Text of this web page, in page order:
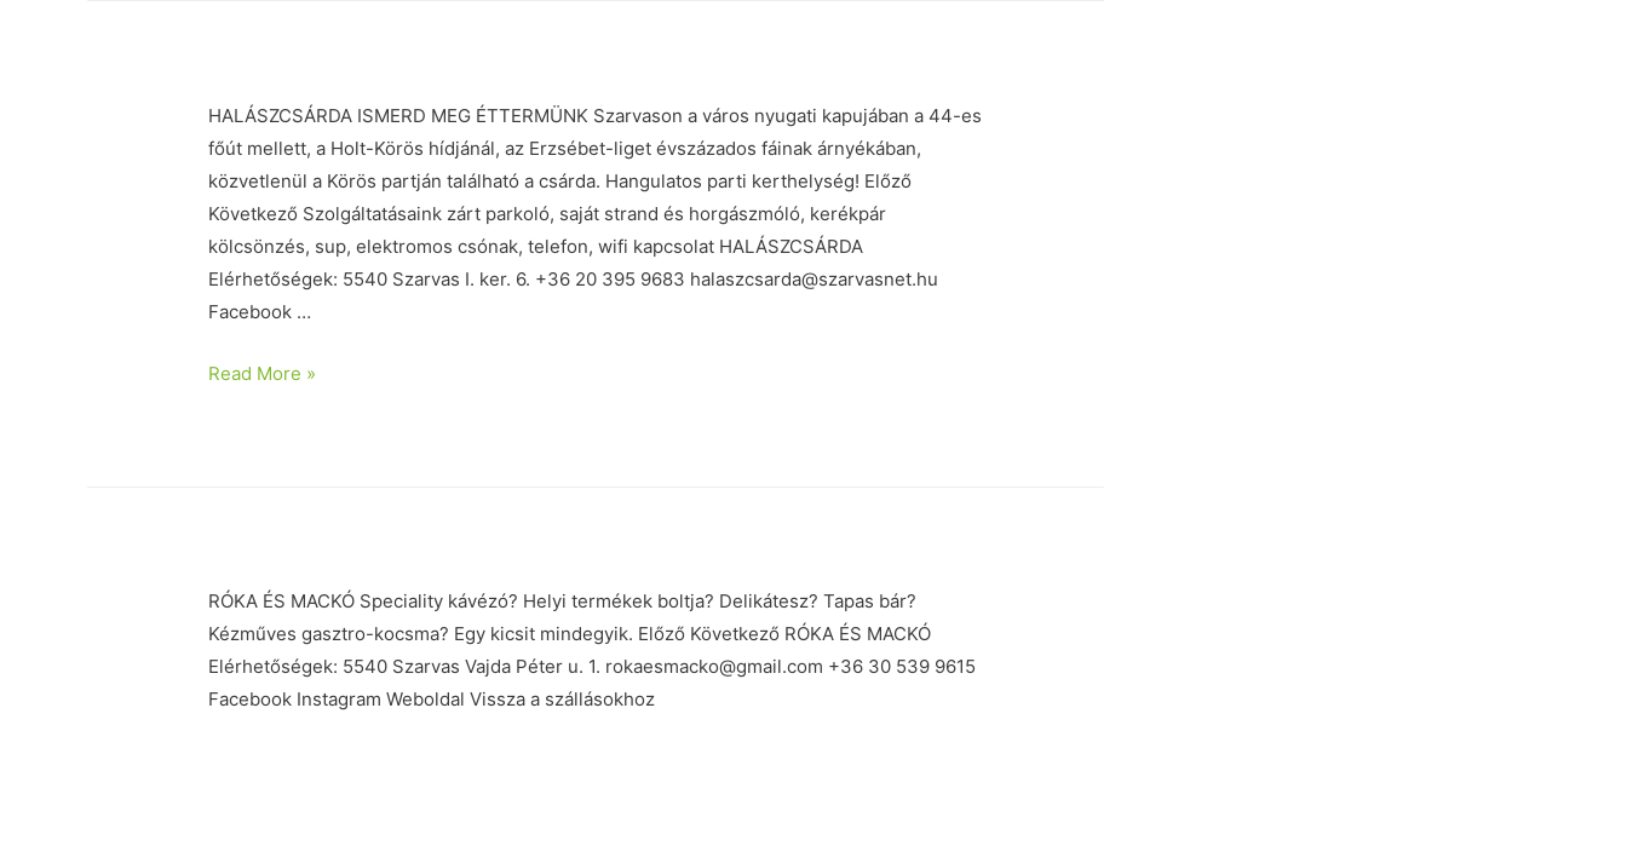
HALÁSZCSÁRDA ISMERD MEG ÉTTERMÜNK Szarvason a város nyugati kapujában a 44-es
főút mellett, a Holt-Körös hídjánál, az Erzsébet-liget évszázados fáinak árnyékában,
közvetlenül a Körös partján található a csárda. Hangulatos parti kerthelység! Előző
Következő Szolgáltatásaink zárt parkoló, saját strand és horgászmóló, kerékpár
kölcsönzés, sup, elektromos csónak, telefon, wifi kapcsolat HALÁSZCSÁRDA
Elérhetőségek: 5540 Szarvas I. ker. 6. +36 20 395 9683 halaszcsarda@szarvasnet.hu
Facebook …
Read More »
RÓKA ÉS MACKÓ Speciality kávézó? Helyi termékek boltja? Delikátesz? Tapas bár?
Kézműves gasztro-kocsma? Egy kicsit mindegyik. Előző Következő RÓKA ÉS MACKÓ
Elérhetőségek: 5540 Szarvas Vajda Péter u. 1. rokaesmacko@gmail.com +36 30 539 9615
Facebook Instagram Weboldal Vissza a szállásokhoz